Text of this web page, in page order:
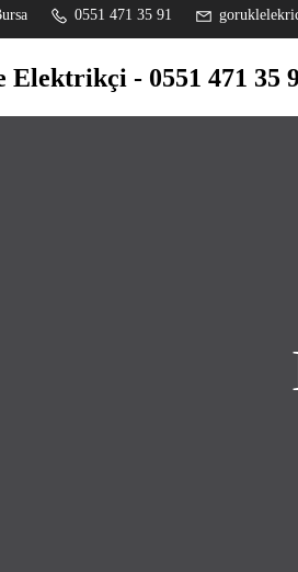
0551 471 35 91
Elektrikçi - 0551 471 35